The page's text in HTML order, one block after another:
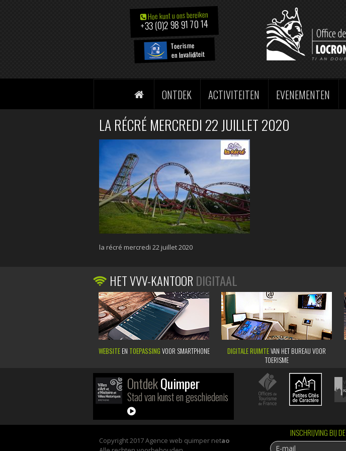
Hoe kunt u ons bereiken
+33 (0)2 98 91 70 14
Toerisme
en Invaliditeit
ONTDEK ACTIVITEITEN EVENEMENTEN
LA RÉCRÉ MERCREDI 22 JUILLET 2020
la récré mercredi 22 juillet 2020
HET VVV-KANTOOR DIGITAAL
WEBSITEEN TOEPASSING VOOR SMARTPHONE DIGITALE RUIMTEVAN HET BUREAU VOOR
TOERISME
OntdekQuimper
Stad van kunst en geschiedenis
Copyright 2017 Agence web quimper netao
INSCHRIJVING BIJ DE